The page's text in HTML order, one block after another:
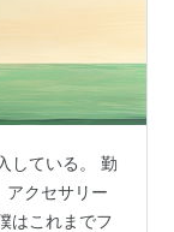
している。 勤
アクセサリー
はこれまでフ